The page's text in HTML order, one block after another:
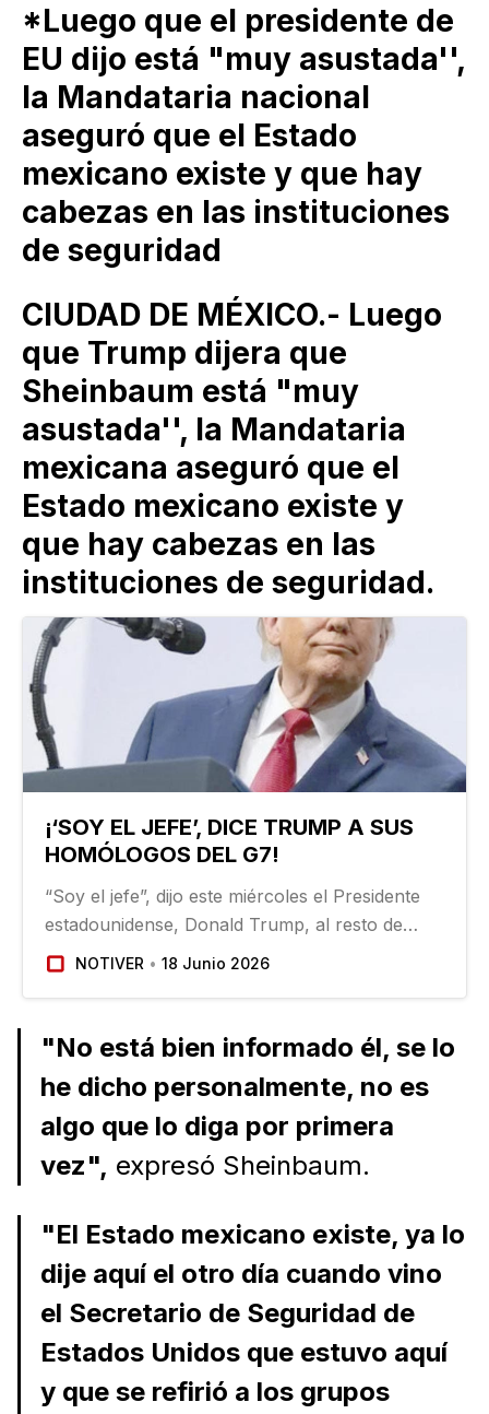
*Luego que el presidente de
EU dijo está "muy asustada'',
la Mandataria nacional
aseguró que el Estado
mexicano existe y que hay
cabezas en las instituciones
de seguridad
CIUDAD DE MÉXICO.- Luego
que Trump dijera que
Sheinbaum está "muy
asustada'', la Mandataria
mexicana aseguró que el
Estado mexicano existe y
que hay cabezas en las
instituciones de seguridad.
¡‘SOY EL JEFE’, DICE TRUMP A SUS
HOMÓLOGOS DEL G7!
“Soy el jefe”, dijo este miércoles el Presidente
estadounidense, Donald Trump, al resto de
líderes del G7, al llegar al tercer día de cumbre
crecimiento…
NOTIVER 18 Junio 2026
"No está bien informado él, se lo
he dicho personalmente, no es
algo que lo diga por primera
vez", expresó Sheinbaum.
"El Estado mexicano existe, ya lo
dije aquí el otro día cuando vino
el Secretario de Seguridad de
Estados Unidos que estuvo aquí
y que se refirió a los grupos